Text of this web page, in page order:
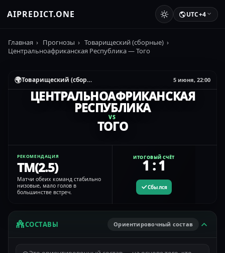
AIPREDICT.ONE UTC+4
Главная › Прогнозы › Товарищеский (сборные) ›
Центральноафриканская Республика — Того
🌍 Товарищеский (сборные) 5 июня, 22:00
РЕКОМЕНДАЦИЯ
ТМ(2.5)
Матчи обеих команд стабильно
низовые, мало голов в
большинстве встреч.
ЦЕНТРАЛЬНОАФРИКАНСКАЯ
РЕСПУБЛИКА
VS
ТОГО
ИТОГОВЫЙ СЧЁТ
1 : 1
Сбылся
СОСТАВЫ Ориентировочный состав